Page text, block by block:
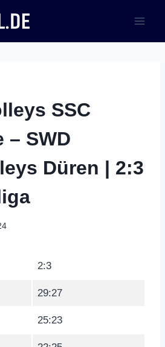
SSC
– SWD
Düren | 2:3
2:3
29:27
25:23